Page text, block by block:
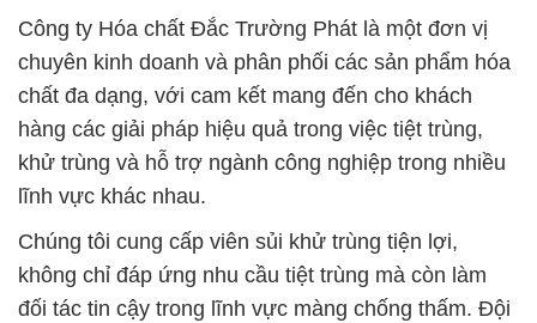
Công ty Hóa chất Đắc Trường Phát là một đơn vị
chuyên kinh doanh và phân phối các sản phẩm hóa
chất đa dạng, với cam kết mang đến cho khách
hàng các giải pháp hiệu quả trong việc tiệt trùng,
khử trùng và hỗ trợ ngành công nghiệp trong nhiều
lĩnh vực khác nhau.
Chúng tôi cung cấp viên sủi khử trùng tiện lợi,
không chỉ đáp ứng nhu cầu tiệt trùng mà còn làm
đối tác tin cậy trong lĩnh vực màng chống thấm. Đội